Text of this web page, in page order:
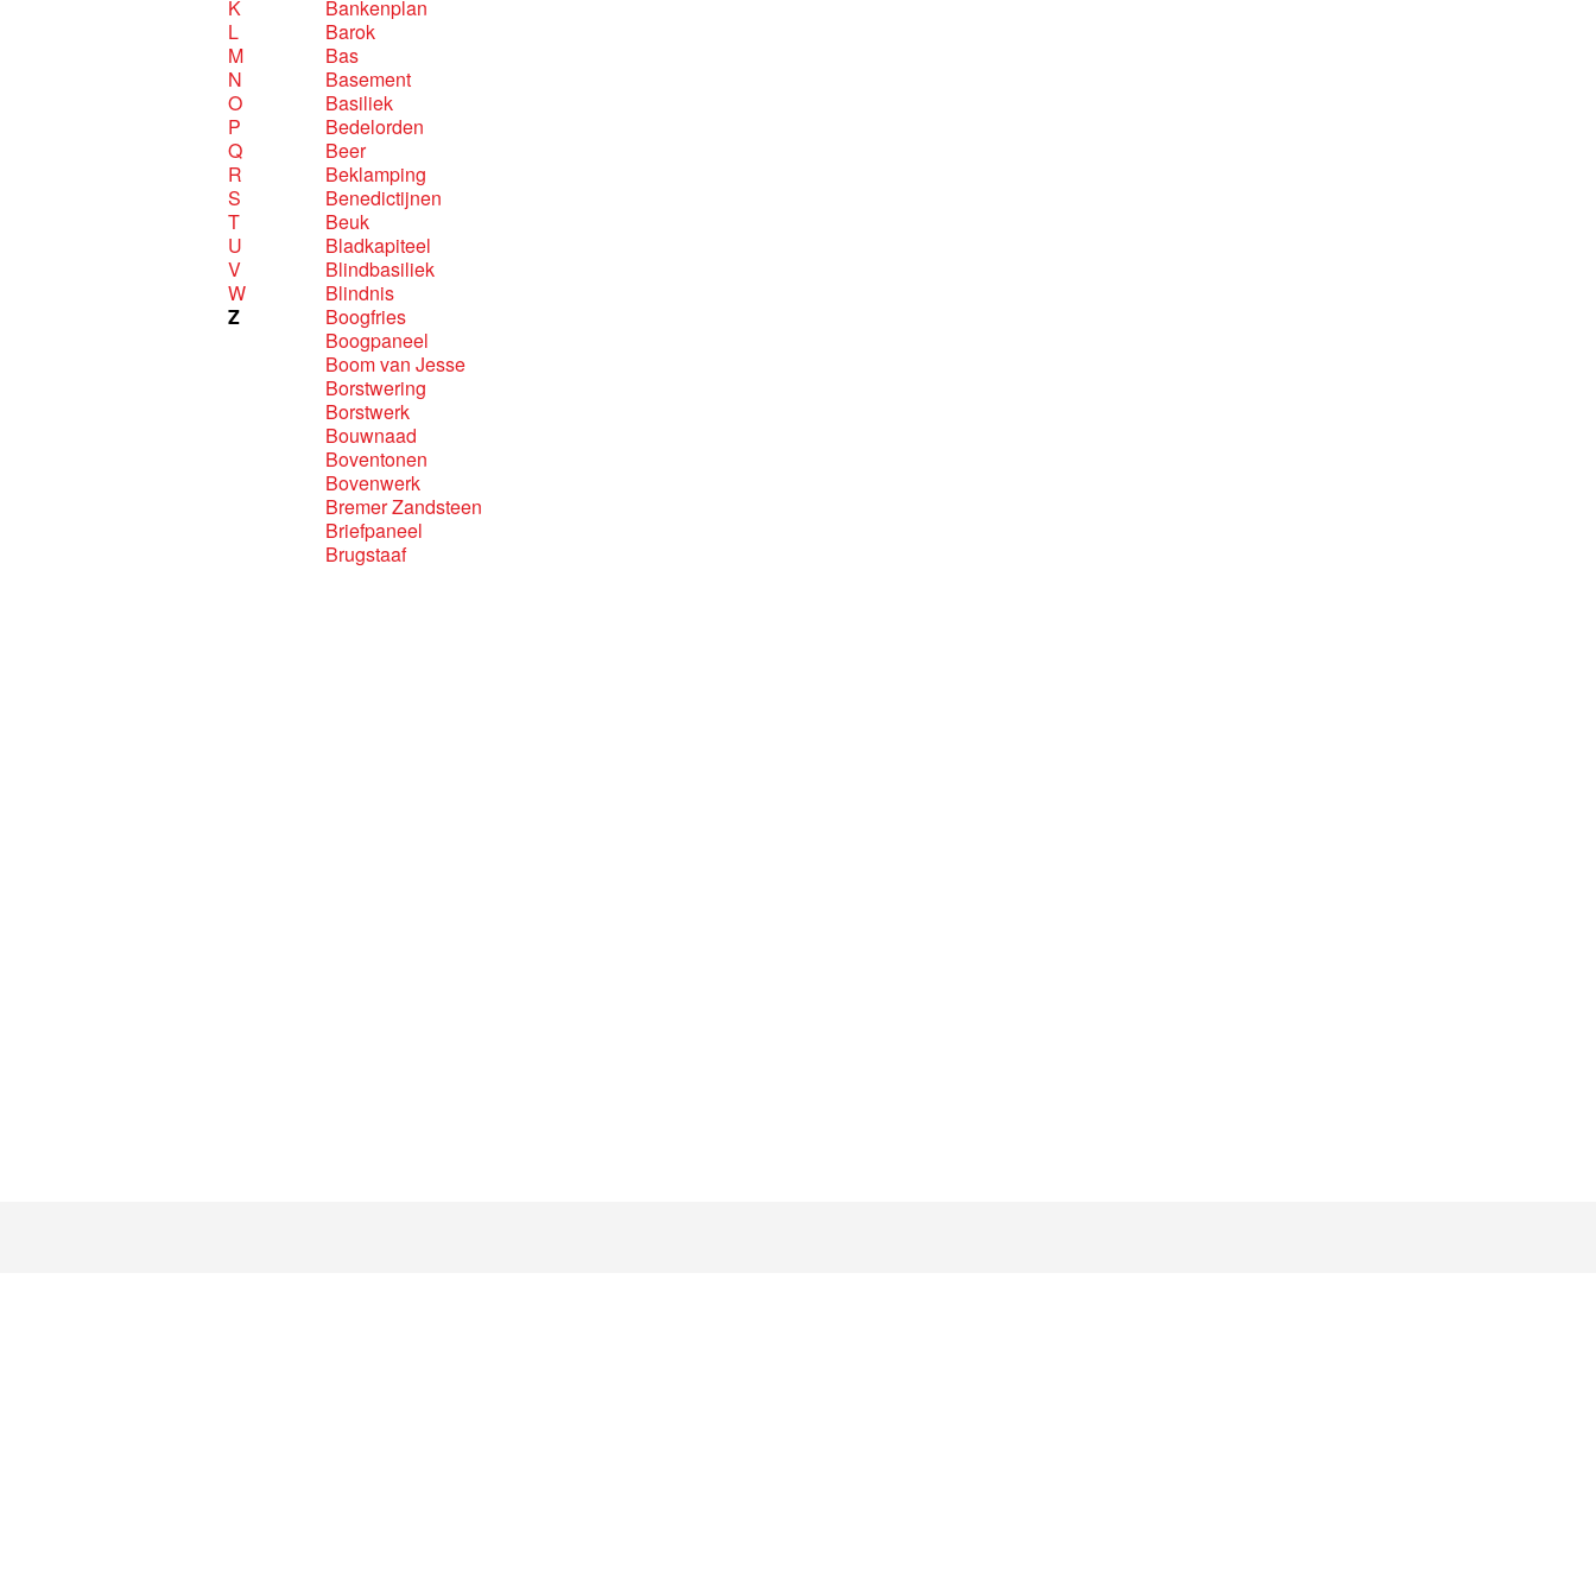
K
L
M
N
O
P
Q
R
S
T
U
V
W
Z
Bankenplan
Barok
Bas
Basement
Basiliek
Bedelorden
Beer
Beklamping
Benedictijnen
Beuk
Bladkapiteel
Blindbasiliek
Blindnis
Boogfries
Boogpaneel
Boom van Jesse
Borstwering
Borstwerk
Bouwnaad
Boventonen
Bovenwerk
Bremer Zandsteen
Briefpaneel
Brugstaaf